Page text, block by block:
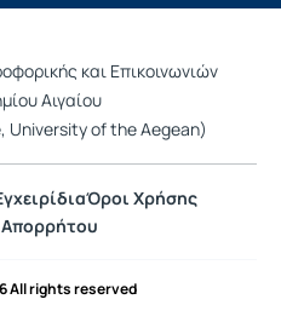
και Επικοινωνιών
Αιγαίου
University of the Aegean)
Όροι Χρήσης
Απορρήτου
All rights reserved